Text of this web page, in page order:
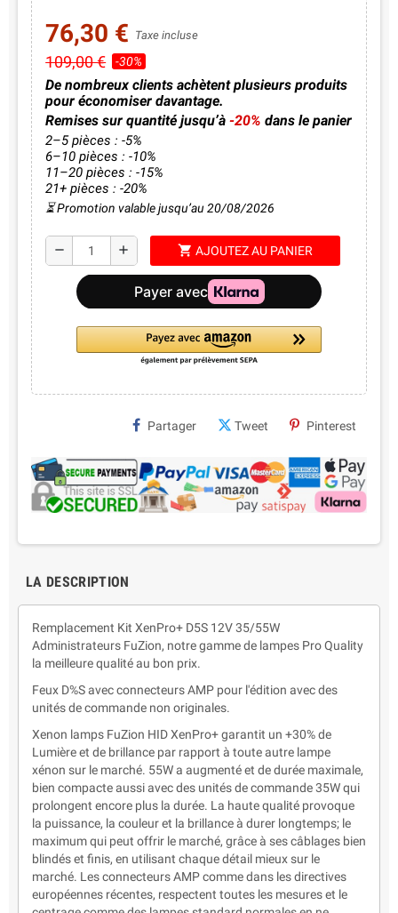
76,30 € Taxe incluse
109,00 € -30%
De nombreux clients achètent plusieurs produits
pour économiser davantage.
Remises sur quantité jusqu’à-20% dans le panier
2–5 pièces : -5%
6–10 pièces : -10%
11–20 pièces : -15%
21+ pièces : -20%
⏳ Promotion valable jusqu’au 20/08/2026
remove add shopping_cart AJOUTEZ AU PANIER
Partager Tweet Pinterest
LA DESCRIPTION
Remplacement Kit XenPro+ D5S 12V 35/55W
Administrateurs FuZion, notre gamme de lampes Pro Quality
la meilleure qualité au bon prix.
Feux D%S avec connecteurs AMP pour l'édition avec des
unités de commande non originales.
Xenon lamps FuZion HID XenPro+ garantit un +30% de
Lumière et de brillance par rapport à toute autre lampe
xénon sur le marché. 55W a augmenté et de durée maximale,
bien compacte aussi avec des unités de commande 35W qui
prolongent encore plus la durée. La haute qualité provoque
la puissance, la couleur et la brillance à durer longtemps; le
maximum qui peut offrir le marché, grâce à ses câblages bien
blindés et finis, en utilisant chaque détail mieux sur le
marché. Les connecteurs AMP comme dans les directives
européennes récentes, respectent toutes les mesures et le